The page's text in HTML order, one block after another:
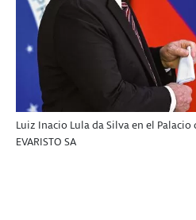
Luiz Inacio Lula da Silva en el Palacio
EVARISTO SA